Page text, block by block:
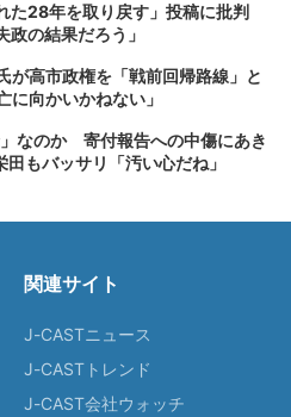
た28年を取り戻す」投稿に批判
の結果だろう」
が高市政権を「戦前回帰路線」と
向かいかねない」
なのか 寄付報告への中傷にあき
もバッサリ「汚い心だね」
関連サイト
J-CASTニュース
J-CASTトレンド
J-CAST会社ウォッチ